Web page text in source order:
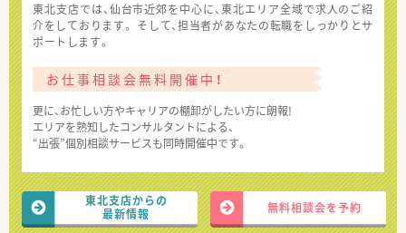
東北支店では、仙台市近郊を中心に、東北エリア全域で求人のご紹
介をしております。 そして、担当者があなたの転職をしっかりとサ
ポートします。
お仕事相談会無料開催中！
更に、お忙しい方やキャリアの棚卸がしたい方に朗報!
エリアを熟知したコンサルタントによる、
“出張”個別相談サービスも同時開催中です。
東北支店からの
最新情報
無料相談会を予約